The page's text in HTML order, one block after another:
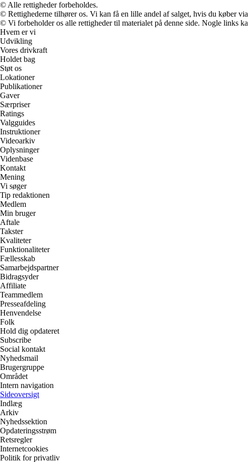
© Alle rettigheder forbeholdes.
© Rettighederne tilhører os. Vi kan få en lille andel af salget, hvis du køber
© Vi forbeholder os alle rettigheder til materialet på denne side. Nogle links
Hvem er vi
Udvikling
Vores drivkraft
Holdet bag
Støt os
Lokationer
Publikationer
Gaver
Særpriser
Ratings
Valgguides
Instruktioner
Videoarkiv
Oplysninger
Videnbase
Kontakt
Mening
Vi søger
Tip redaktionen
Medlem
Min bruger
Aftale
Takster
Kvaliteter
Funktionaliteter
Fællesskab
Samarbejdspartner
Bidragsyder
Affiliate
Teammedlem
Presseafdeling
Henvendelse
Folk
Hold dig opdateret
Subscribe
Social kontakt
Nyhedsmail
Brugergruppe
Området
Intern navigation
Sideoversigt
Indlæg
Arkiv
Nyhedssektion
Opdateringsstrøm
Retsregler
Internetcookies
Politik for privatliv